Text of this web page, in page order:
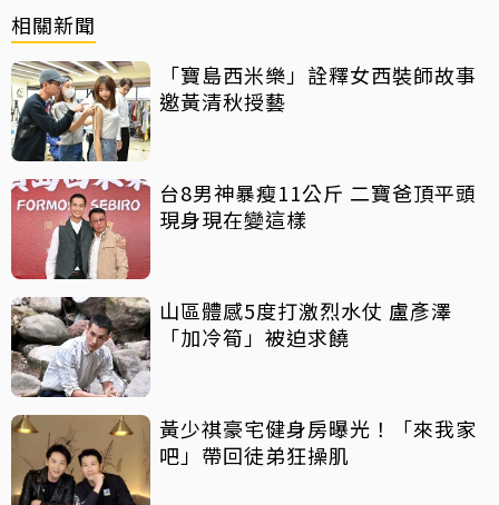
相關新聞
「寶島西米樂」詮釋女西裝師故事
邀黃清秋授藝
台8男神暴瘦11公斤 二寶爸頂平頭
現身現在變這樣
山區體感5度打激烈水仗 盧彥澤
「加冷筍」被迫求饒
黃少祺豪宅健身房曝光！「來我家
吧」帶回徒弟狂操肌